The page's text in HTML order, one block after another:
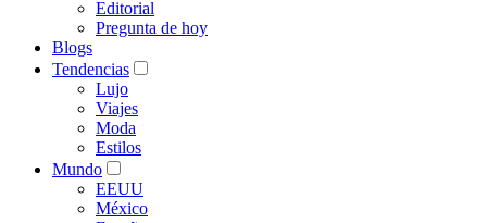
Editorial
Pregunta de hoy
Blogs
Tendencias
Lujo
Viajes
Moda
Estilos
Mundo
EEUU
México